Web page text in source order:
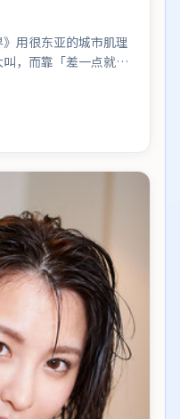
用很东亚的城市肌理
，而靠「差一点就说